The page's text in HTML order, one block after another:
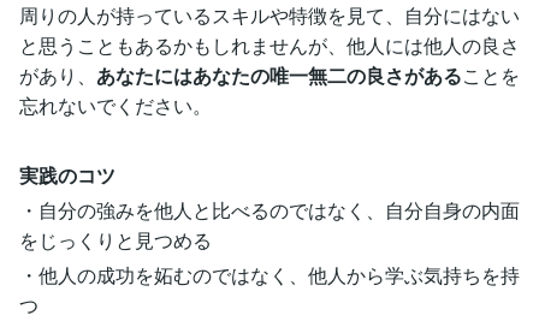
周りの人が持っているスキルや特徴を見て、自分にはない
と思うこともあるかもしれませんが、他人には他人の良さ
があり、 あなたにはあなたの唯一無二の良さがあることを
忘れないでください。
実践のコツ
・自分の強みを他人と比べるのではなく、自分自身の内面
をじっくりと見つめる
・他人の成功を妬むのではなく、他人から学ぶ気持ちを持
つ